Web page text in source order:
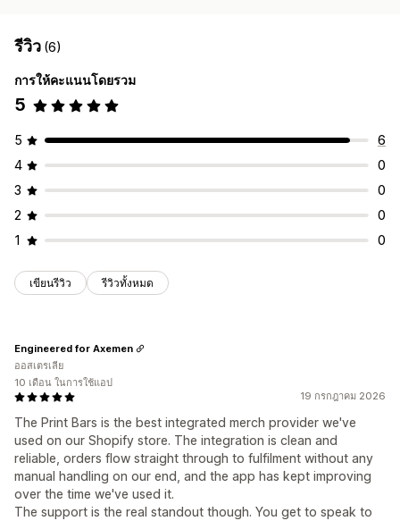
รีวิว (6)
การให้คะแนนโดยรวม
5
5
6
4
0
3
0
2
0
1
0
เขียนรีวิว รีวิวทั้งหมด
19 กรกฎาคม 2026
The Print Bars is the best integrated merch provider we've
used on our Shopify store. The integration is clean and
reliable, orders flow straight through to fulfilment without any
manual handling on our end, and the app has kept improving
over the time we've used it.
The support is the real standout though. You get to speak to
Engineered for Axemen
ออสเตรเลีย
10 เดือน ในการใช้แอป